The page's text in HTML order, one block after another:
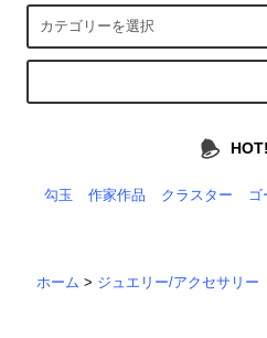
勾玉 作家作品 クラスター ゴ
ホーム > ジュエリー/アクセサリー